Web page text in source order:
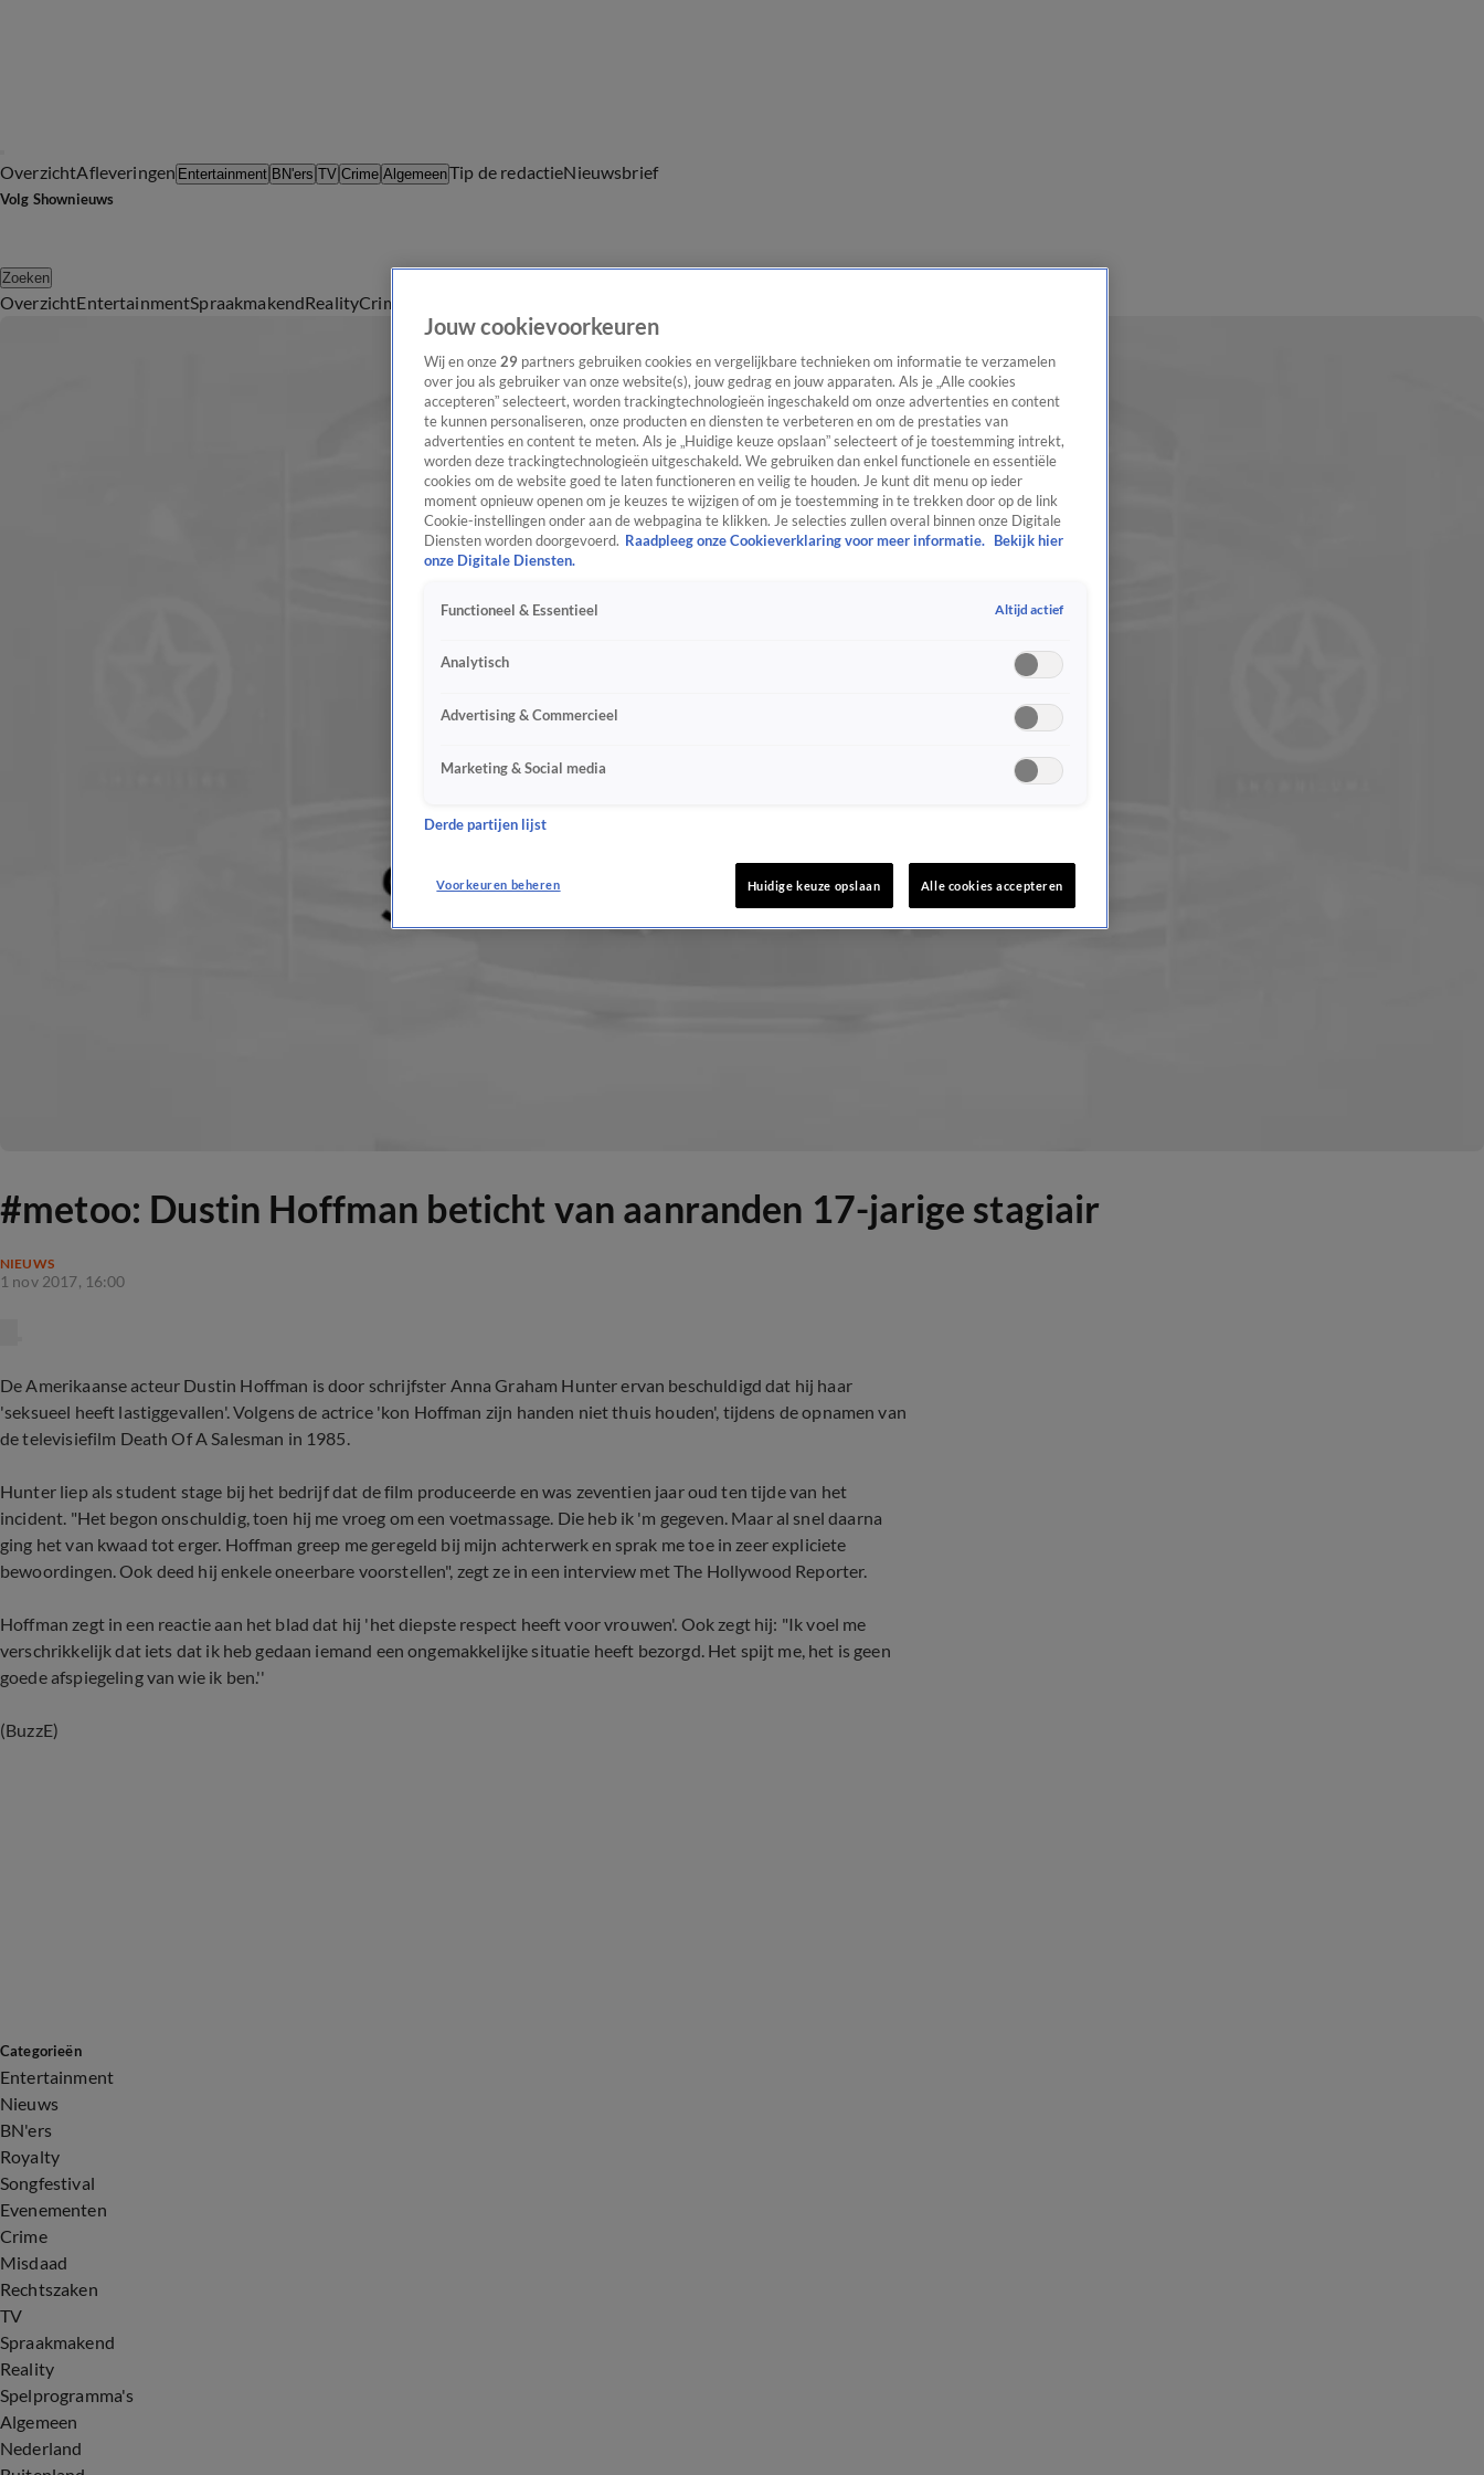
OverzichtAfleveringen Entertainment BN'ers TV Crime AlgemeenTip de redactieNieuwsbrief
Volg Shownieuws
Zoeken
OverzichtEntertainmentSpraakmakendRealityCrime
#metoo: Dustin Hoffman beticht van aanranden 17-jarige stagiair
NIEUWS
1 nov 2017, 16:00
De Amerikaanse acteur Dustin Hoffman is door schrijfster Anna Graham Hunter ervan beschuldigd dat hij haar
'seksueel heeft lastiggevallen'. Volgens de actrice 'kon Hoffman zijn handen niet thuis houden', tijdens de opnamen van
de televisiefilm Death Of A Salesman in 1985.
Hunter liep als student stage bij het bedrijf dat de film produceerde en was zeventien jaar oud ten tijde van het
incident. "Het begon onschuldig, toen hij me vroeg om een voetmassage. Die heb ik 'm gegeven. Maar al snel daarna
ging het van kwaad tot erger. Hoffman greep me geregeld bij mijn achterwerk en sprak me toe in zeer expliciete
bewoordingen. Ook deed hij enkele oneerbare voorstellen", zegt ze in een interview met The Hollywood Reporter.
Hoffman zegt in een reactie aan het blad dat hij 'het diepste respect heeft voor vrouwen'. Ook zegt hij: "Ik voel me
verschrikkelijk dat iets dat ik heb gedaan iemand een ongemakkelijke situatie heeft bezorgd. Het spijt me, het is geen
goede afspiegeling van wie ik ben.''
(BuzzE)
Categorieën
Entertainment
Nieuws
BN'ers
Royalty
Songfestival
Evenementen
Crime
Misdaad
Rechtszaken
TV
Spraakmakend
Reality
Spelprogramma's
Algemeen
Nederland
Jouw cookievoorkeuren
Wij en onze 29 partners gebruiken cookies en vergelijkbare technieken om informatie te verzamelen
over jou als gebruiker van onze website(s), jouw gedrag en jouw apparaten. Als je „Alle cookies
accepteren” selecteert, worden trackingtechnologieën ingeschakeld om onze advertenties en content
te kunnen personaliseren, onze producten en diensten te verbeteren en om de prestaties van
advertenties en content te meten. Als je „Huidige keuze opslaan” selecteert of je toestemming intrekt,
worden deze trackingtechnologieën uitgeschakeld. We gebruiken dan enkel functionele en essentiële
cookies om de website goed te laten functioneren en veilig te houden. Je kunt dit menu op ieder
moment opnieuw openen om je keuzes te wijzigen of om je toestemming in te trekken door op de link
Cookie-instellingen onder aan de webpagina te klikken. Je selecties zullen overal binnen onze Digitale
Diensten worden doorgevoerd. Raadpleeg onze Cookieverklaring voor meer informatie.
Bekijk hier
onze Digitale Diensten.
Functioneel & Essentieel Altijd actief
Analytisch
Advertising & Commercieel
Marketing & Social media
Derde partijen lijst
Voorkeuren beheren Huidige keuze opslaan Alle cookies accepteren